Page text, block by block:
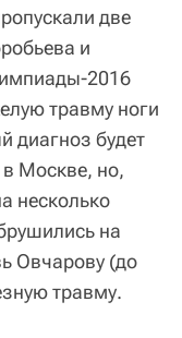
две
и
2016
травму ноги
диагноз будет
в Москве, но,
несколько
на
Овчарову (до
травму.